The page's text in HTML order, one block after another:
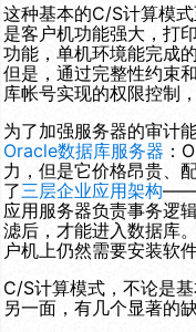
这种基本的C/S计算模
是客户机功能强大，打
功能，单机环境能完成
但是，通过完整性约束
库帐号实现的权限控制
为了加强服务器的审计
Oracle数据库服务器 ：
力，但是它价格昂贵、
了三层企业应用架构——
应用服务器负责事务逻
滤后，才能进入数据库
户机上仍然需要安装软
C/S计算模式，不论是
另一面，有几个显著的